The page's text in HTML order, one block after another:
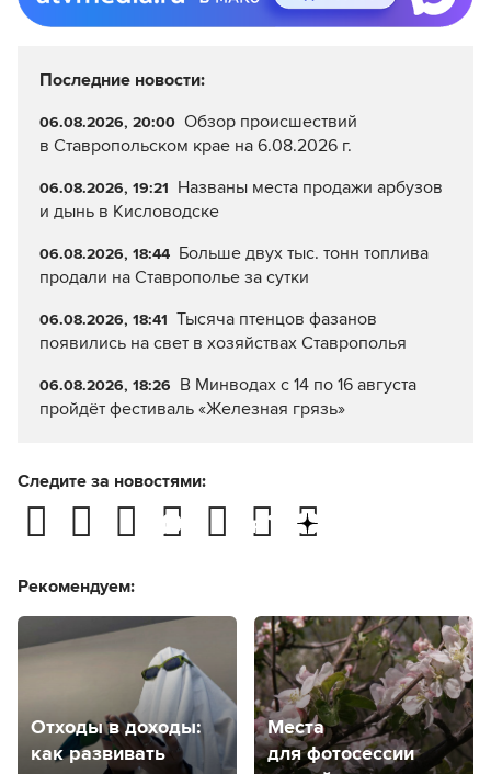
Последние новости:
06.08.2026, 20:00 Обзор происшествий
в Ставропольском крае на 6.08.2026 г.
06.08.2026, 19:21 Названы места продажи арбузов
и дынь в Кисловодске
06.08.2026, 18:44 Больше двух тыс. тонн топлива
продали на Ставрополье за сутки
06.08.2026, 18:41 Тысяча птенцов фазанов
появились на свет в хозяйствах Ставрополья
06.08.2026, 18:26 В Минводах с 14 по 16 августа
пройдёт фестиваль «Железная грязь»
Следите за новостями:
Рекомендуем:
Отходы в доходы:
как развивать
Места
для фотосессии